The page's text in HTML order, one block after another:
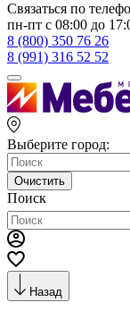
Связаться по
пн-пт с 08:00 до
8 (800) 350 76 26
8 (991) 316 52 52
Выберите город:
Очистить
Поиск
Назад